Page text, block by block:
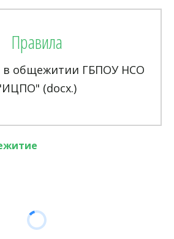
Правила
в общежитии ГБПОУ НСО
(docx.)